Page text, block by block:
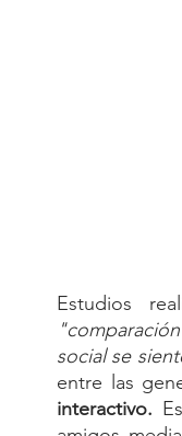
social se
entre las
interactivo.